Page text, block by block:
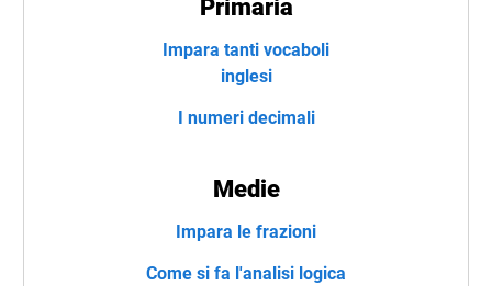
Primaria
Impara tanti vocaboli
inglesi
I numeri decimali
Medie
Impara le frazioni
Come si fa l'analisi logica